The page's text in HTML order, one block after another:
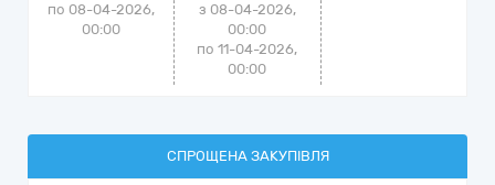
по 08-04-2026,
00:00
з 08-04-2026,
00:00
по 11-04-2026,
00:00
СПРОЩЕНА ЗАКУПІВЛЯ